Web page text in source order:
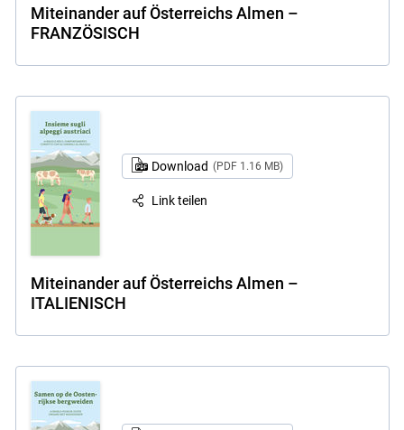
Miteinander auf Österreichs Almen –
FRANZÖSISCH
Download (PDF 1.16 MB)
Link teilen
Miteinander auf Österreichs Almen –
ITALIENISCH